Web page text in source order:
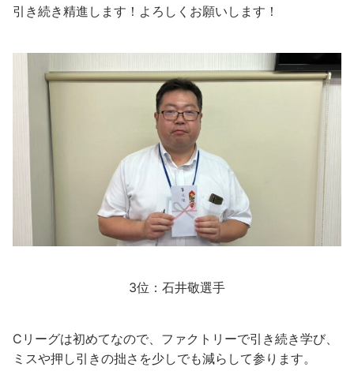
引き続き精進します！よろしくお願いします！
3位：石井敬選手
Cリーグは初めてなので、ファクトリーで引き続き学び、
ミスや押し引きの拙さを少しでも減らして参ります。